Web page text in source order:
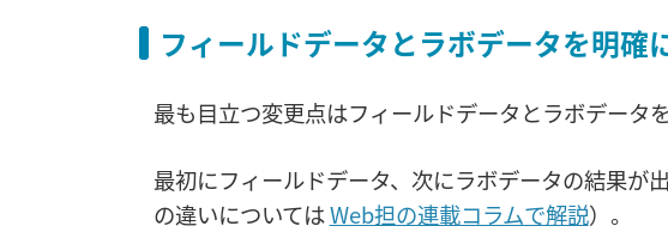
フィールドデータとラボデータを明確
最も目立つ変更点はフィールドデータとラボデータ
最初にフィールドデータ、次にラボデータの結果が
の違いについてはWeb担の連載コラムで解説）。